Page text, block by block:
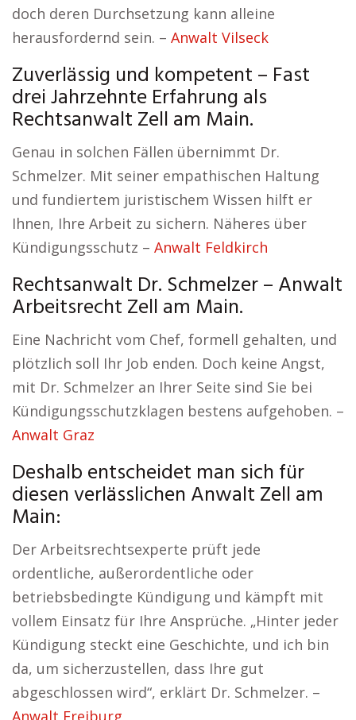
doch deren Durchsetzung kann alleine
herausfordernd sein. – Anwalt Vilseck
Zuverlässig und kompetent – Fast
drei Jahrzehnte Erfahrung als
Rechtsanwalt Zell am Main.
Genau in solchen Fällen übernimmt Dr.
Schmelzer. Mit seiner empathischen Haltung
und fundiertem juristischem Wissen hilft er
Ihnen, Ihre Arbeit zu sichern. Näheres über
Kündigungsschutz – Anwalt Feldkirch
Rechtsanwalt Dr. Schmelzer – Anwalt
Arbeitsrecht Zell am Main.
Eine Nachricht vom Chef, formell gehalten, und
plötzlich soll Ihr Job enden. Doch keine Angst,
mit Dr. Schmelzer an Ihrer Seite sind Sie bei
Kündigungsschutzklagen bestens aufgehoben. –
Anwalt Graz
Deshalb entscheidet man sich für
diesen verlässlichen Anwalt Zell am
Main:
Der Arbeitsrechtsexperte prüft jede
ordentliche, außerordentliche oder
betriebsbedingte Kündigung und kämpft mit
vollem Einsatz für Ihre Ansprüche. „Hinter jeder
Kündigung steckt eine Geschichte, und ich bin
da, um sicherzustellen, dass Ihre gut
abgeschlossen wird“, erklärt Dr. Schmelzer. –
Anwalt Freiburg